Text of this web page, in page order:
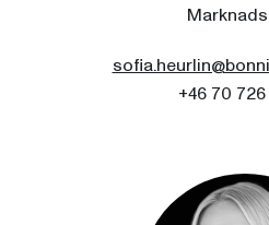
+46 70 726